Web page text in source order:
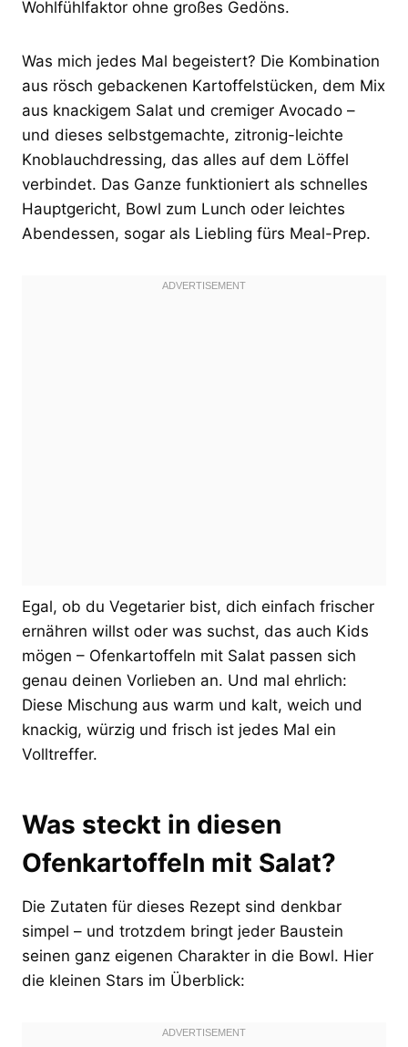
Wohlfühlfaktor ohne großes Gedöns.
Was mich jedes Mal begeistert? Die Kombination
aus rösch gebackenen Kartoffelstücken, dem Mix
aus knackigem Salat und cremiger Avocado –
und dieses selbstgemachte, zitronig-leichte
Knoblauchdressing, das alles auf dem Löffel
verbindet. Das Ganze funktioniert als schnelles
Hauptgericht, Bowl zum Lunch oder leichtes
Abendessen, sogar als Liebling fürs Meal-Prep.
Egal, ob du Vegetarier bist, dich einfach frischer
ernähren willst oder was suchst, das auch Kids
mögen – Ofenkartoffeln mit Salat passen sich
genau deinen Vorlieben an. Und mal ehrlich:
Diese Mischung aus warm und kalt, weich und
knackig, würzig und frisch ist jedes Mal ein
Volltreffer.
Was steckt in diesen
Ofenkartoffeln mit Salat?
Die Zutaten für dieses Rezept sind denkbar
simpel – und trotzdem bringt jeder Baustein
seinen ganz eigenen Charakter in die Bowl. Hier
die kleinen Stars im Überblick: